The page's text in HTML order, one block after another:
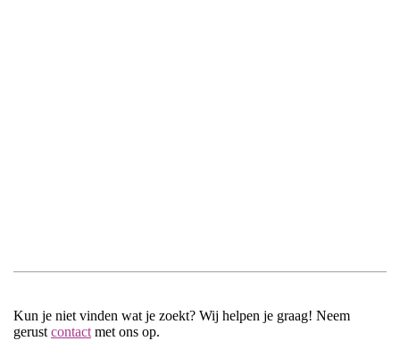
Kun je niet vinden wat je zoekt? Wij helpen je graag! Neem
gerust contact met ons op.